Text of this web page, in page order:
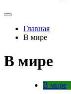
Главная
В мире
В мире
В мире